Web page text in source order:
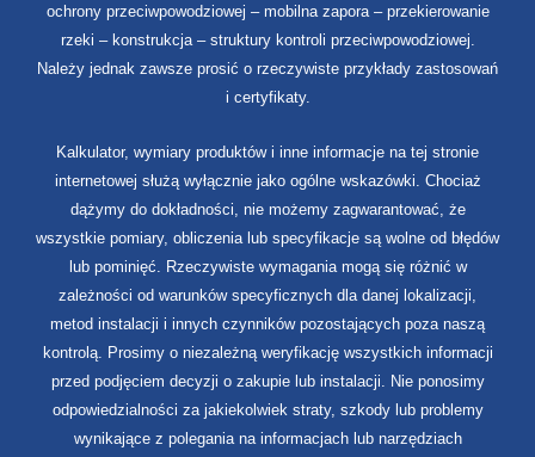
ochrony przeciwpowodziowej – mobilna zapora – przekierowanie
rzeki – konstrukcja – struktury kontroli przeciwpowodziowej.
Należy jednak zawsze prosić o rzeczywiste przykłady zastosowań
i certyfikaty.
Kalkulator, wymiary produktów i inne informacje na tej stronie
internetowej służą wyłącznie jako ogólne wskazówki. Chociaż
dążymy do dokładności, nie możemy zagwarantować, że
wszystkie pomiary, obliczenia lub specyfikacje są wolne od błędów
lub pominięć. Rzeczywiste wymagania mogą się różnić w
zależności od warunków specyficznych dla danej lokalizacji,
metod instalacji i innych czynników pozostających poza naszą
kontrolą. Prosimy o niezależną weryfikację wszystkich informacji
przed podjęciem decyzji o zakupie lub instalacji. Nie ponosimy
odpowiedzialności za jakiekolwiek straty, szkody lub problemy
wynikające z polegania na informacjach lub narzędziach